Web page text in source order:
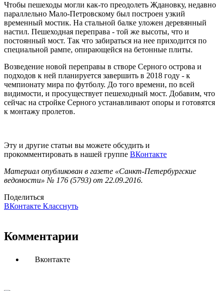
Чтобы пешеходы могли как-то преодолеть Ждановку, недавно
параллельно Мало-Петровскому был построен узкий
временный мостик. На стальной балке уложен деревянный
настил. Пешеходная переправа - той же высоты, что и
постоянный мост. Так что забираться на нее приходится по
специальной рампе, опирающейся на бетонные плиты.
Возведение новой переправы в створе Серного острова и
подходов к ней планируется завершить в 2018 году - к
чемпионату мира по футболу. До того времени, по всей
видимости, и просуществует пешеходный мост. Добавим, что
сейчас на стройке Серного устанавливают опоры и готовятся
к монтажу пролетов.
Эту и другие статьи вы можете обсудить и
прокомментировать в нашей группе ВКонтакте
Материал опубликован в газете «Санкт-Петербургские
ведомости» № 176 (5793) от 22.09.2016.
Поделиться
ВКонтакте Класснуть
Комментарии
Вконтакте